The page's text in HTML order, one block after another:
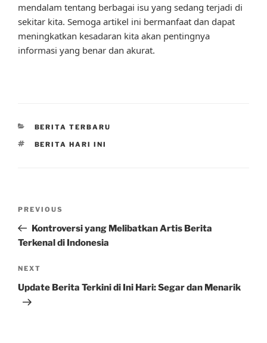
mendalam tentang berbagai isu yang sedang terjadi di
sekitar kita. Semoga artikel ini bermanfaat dan dapat
meningkatkan kesadaran kita akan pentingnya
informasi yang benar dan akurat.
CATEGORIES
BERITA TERBARU
TAGS
BERITA HARI INI
Previous
Post
PREVIOUS
Kontroversi yang Melibatkan Artis Berita
Terkenal di Indonesia
Next
Post
NEXT
Update Berita Terkini di Ini Hari: Segar dan Menarik